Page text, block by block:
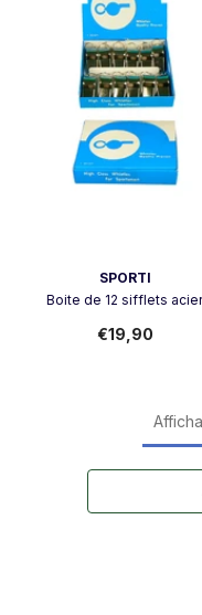
SPORTI
Boite de 12 sifflets acier
€19,90